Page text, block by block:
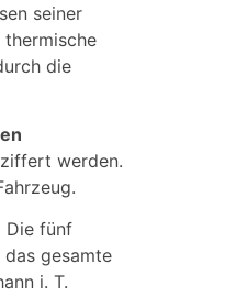
seiner
die
werden.
Die fünf
gesamte
i. T.